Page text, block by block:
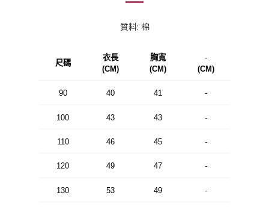
質料: 棉
尺碼
衣長
(CM)
胸寬
(CM)
-
(CM)
90 40 41 -
100 43 43 -
110 46 45 -
120 49 47 -
130 53 49 -